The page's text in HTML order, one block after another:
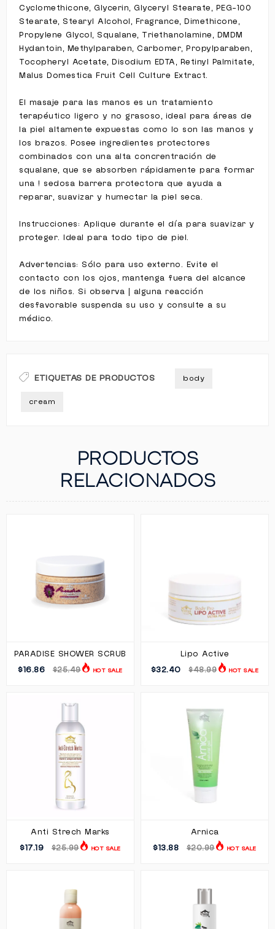
Cyclomethicone, Glycerin, Glyceryl Stearate, PEG-100
Stearate, Stearyl Alcohol, Fragrance, Dimethicone,
Propylene Glycol, Squalane, Triethanolamine, DMDM
Hydantoin, Methylparaben, Carbomer, Propylparaben,
Tocopheryl Acetate, Disodium EDTA, Retinyl Palmitate,
Malus Domestica Fruit Cell Culture Extract.
El masaje para las manos es un tratamiento
terapéutico ligero y no grasoso, ideal para áreas de
la piel altamente expuestas como lo son las manos y
los brazos. Posee ingredientes protectores
combinados con una alta concrentración de
squalane, que se absorben rápidamente para formar
una ! sedosa barrera protectora que ayuda a
reparar, suavizar y humectar la piel seca.
Instrucciones: Aplique durante el día para suavizar y
proteger. Ideal para todo tipo de piel.
Advertencias: Sólo para uso externo. Evite el
contacto con los ojos, mantenga fuera del alcance
de los niños. Si observa | alguna reacción
desfavorable suspenda su uso y consulte a su
médico.
ETIQUETAS DE PRODUCTOS body
cream
PRODUCTOS
RELACIONADOS
PARADISE SHOWER SCRUB
$16.86 $25.49 HOT SALE
Lipo Active
$32.40 $48.99 HOT SALE
Anti Strech Marks
$17.19 $25.99 HOT SALE
Arnica
$13.88 $20.99 HOT SALE